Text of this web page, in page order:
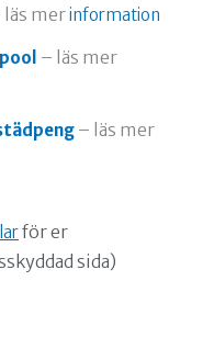
läs merinformation
– läs mer
– läs mer
för er
sida)